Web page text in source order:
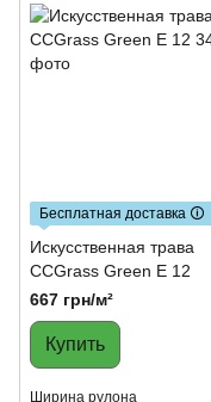
Бесплатная доставка 🛈
Искусственная трава
CCGrass Green E 12
667 грн/м²
Купить
Ширина рулона